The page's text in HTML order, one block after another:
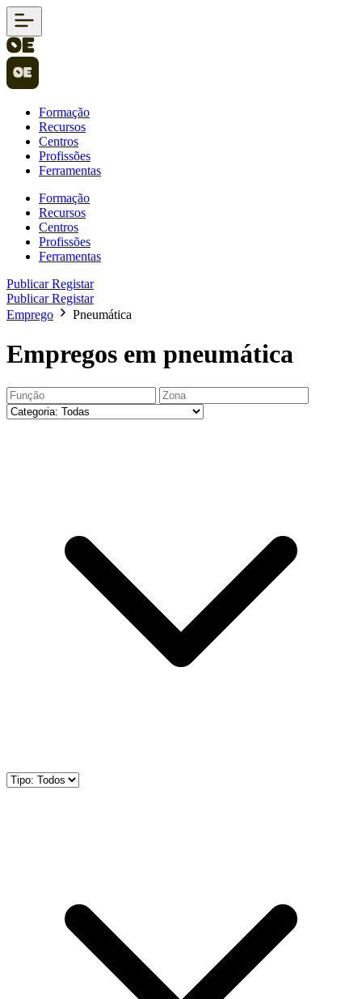
Formação
Recursos
Centros
Profissões
Ferramentas
Formação
Recursos
Centros
Profissões
Ferramentas
PublicarRegistar
PublicarRegistar
Emprego
Pneumática
Empregos em pneumática